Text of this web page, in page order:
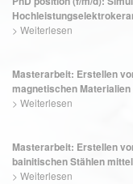
> Weiterlesen
Masterarbeit: Erstellen
magnetischen
> Weiterlesen
Masterarbeit: Erstellen
bainitischen Stählen
> Weiterlesen